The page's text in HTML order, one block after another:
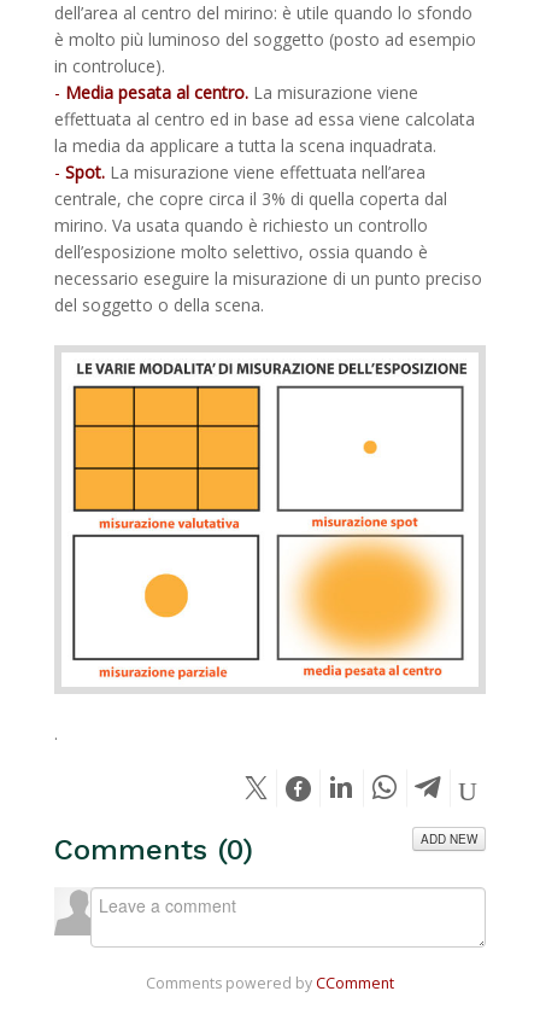
dell’area al centro del mirino: è utile quando lo sfondo
è molto più luminoso del soggetto (posto ad esempio
in controluce).
- Media pesata al centro. La misurazione viene
effettuata al centro ed in base ad essa viene calcolata
la media da applicare a tutta la scena inquadrata.
- Spot. La misurazione viene effettuata nell’area
centrale, che copre circa il 3% di quella coperta dal
mirino. Va usata quando è richiesto un controllo
dell’esposizione molto selettivo, ossia quando è
necessario eseguire la misurazione di un punto preciso
del soggetto o della scena.
.
Comments (0) ADD NEW
Comments powered by CComment